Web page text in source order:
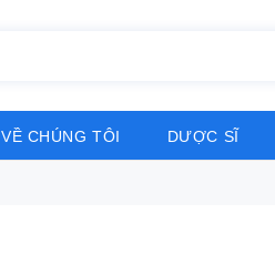
VỀ CHÚNG TÔI DƯỢC SĨ